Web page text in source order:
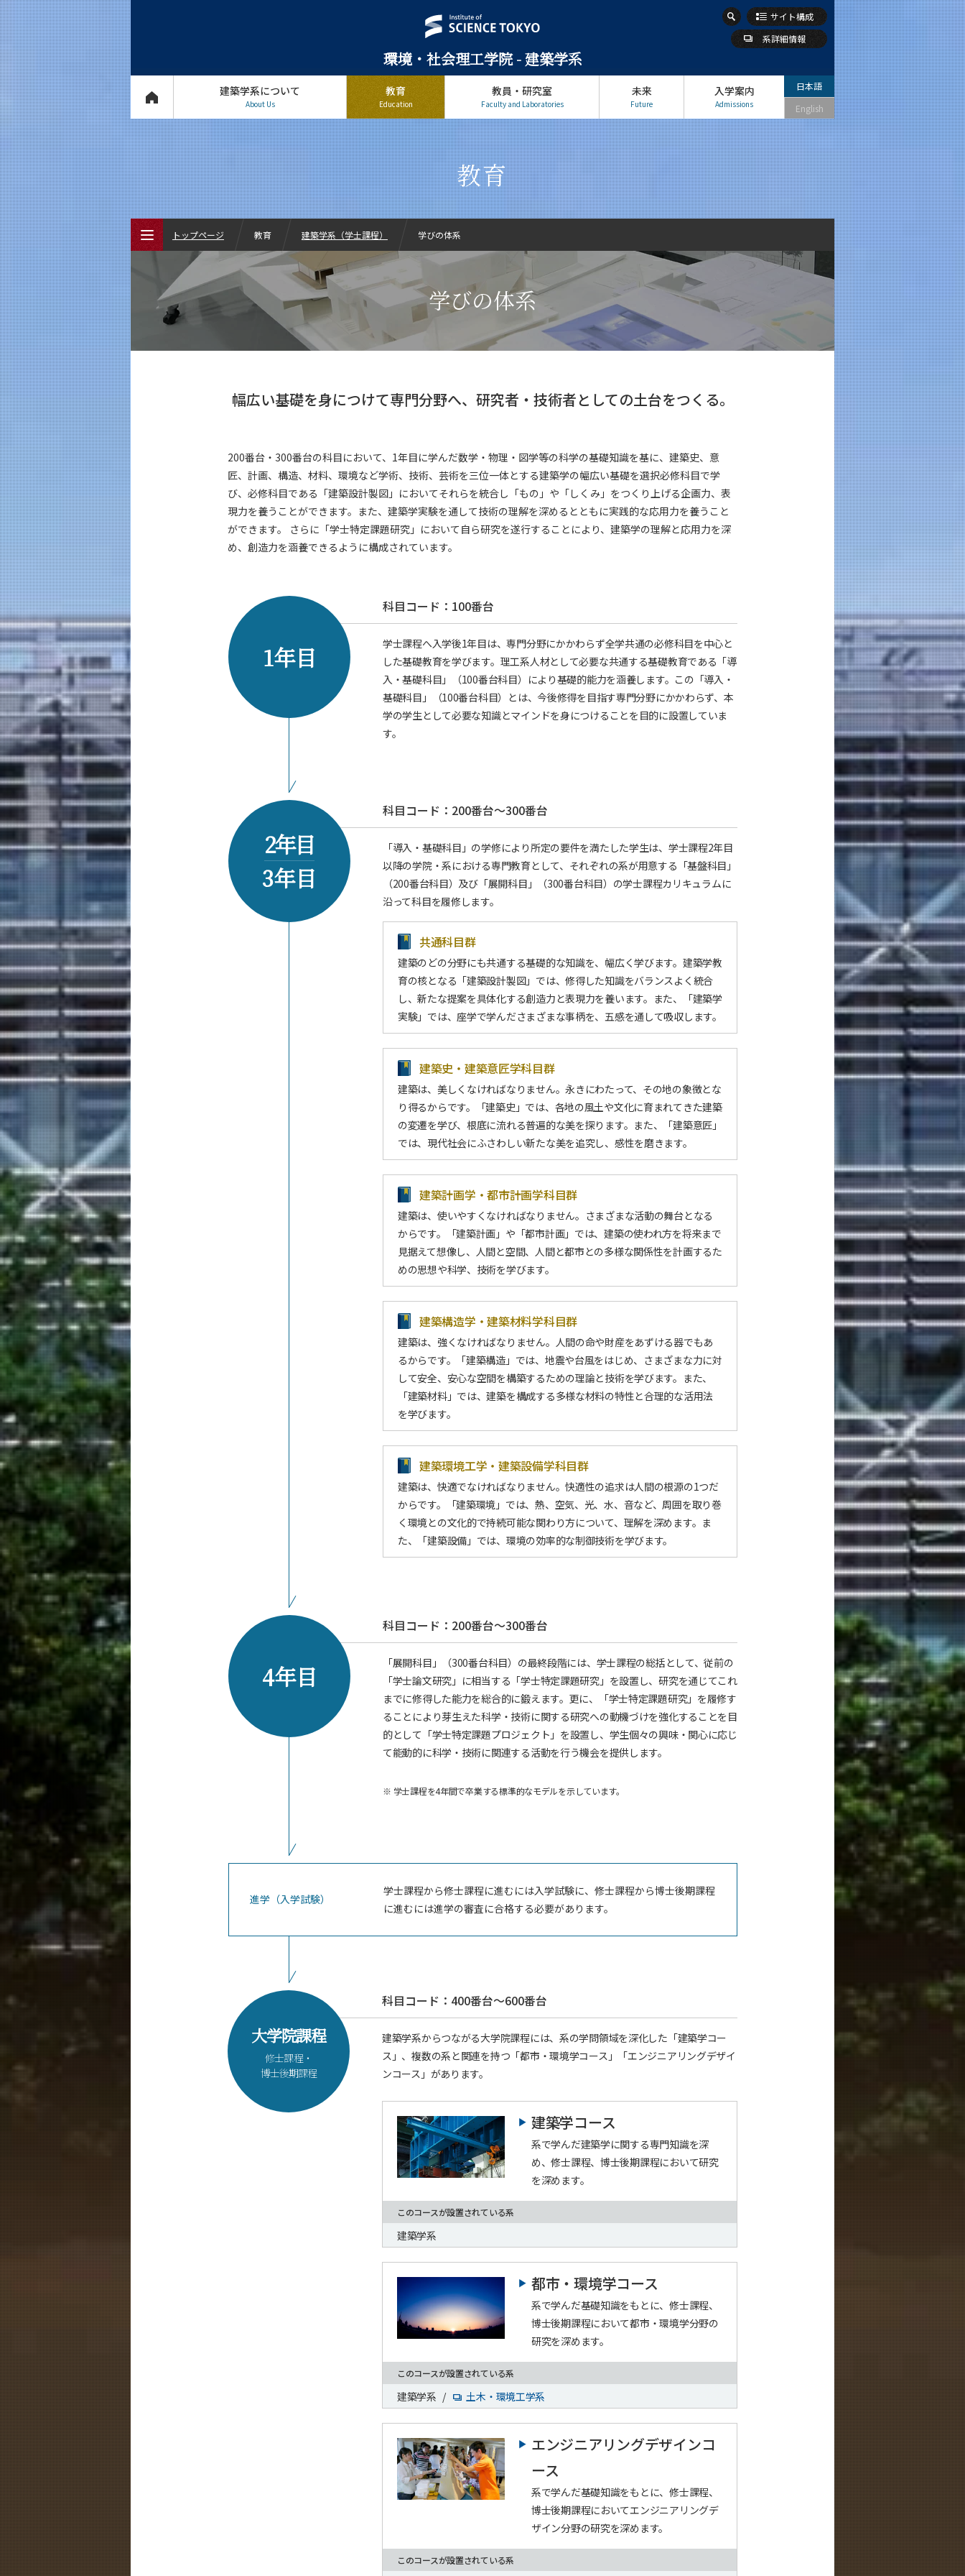
環境・社会理工学院 - 建築学系
サイト構成
系詳細情報
建築学系について
About Us
教育
Education
教員・研究室
Faculty and Laboratories
未来
Future
入学案内
Admissions
日本語
English
教育
学びの体系
幅広い基礎を身につけて専門分野へ、 研究者・技術者としての土台をつくる。
200番台・300番台の科目において、1年目に学んだ数学・物理・図学等の科学の基礎知識を基に、建築史、意
匠、計画、構造、材料、環境など学術、技術、芸術を三位一体とする建築学の幅広い基礎を選択必修科目で学
び、必修科目である「建築設計製図」においてそれらを統合し「もの」や「しくみ」をつくり上げる企画力、表
現力を養うことができます。また、建築学実験を通して技術の理解を深めるとともに実践的な応用力を養うこと
ができます。 さらに「学士特定課題研究」において自ら研究を遂行することにより、建築学の理解と応用力を深
め、創造力を涵養できるように構成されています。
1年目
科目コード：100番台
学士課程へ入学後1年目は、専門分野にかかわらず全学共通の必修科目を中心と
した基礎教育を学びます。理工系人材として必要な共通する基礎教育である「導
入・基礎科目」（100番台科目）により基礎的能力を涵養します。この「導入・
基礎科目」（100番台科目）とは、今後修得を目指す専門分野にかかわらず、本
学の学生として必要な知識とマインドを身につけることを目的に設置していま
す。
2年目
3年目
科目コード：200番台～300番台
「導入・基礎科目」の学修により所定の要件を満たした学生は、学士課程2年目
以降の学院・系における専門教育として、それぞれの系が用意する「基盤科目」
（200番台科目）及び「展開科目」（300番台科目）の学士課程カリキュラムに
沿って科目を履修します。
共通科目群
建築のどの分野にも共通する基礎的な知識を、幅広く学びます。建築学教
育の核となる「建築設計製図」では、修得した知識をバランスよく統合
し、新たな提案を具体化する創造力と表現力を養います。また、「建築学
実験」では、座学で学んださまざまな事柄を、五感を通して吸収します。
建築史・建築意匠学科目群
建築は、美しくなければなりません。永きにわたって、その地の象徴とな
り得るからです。「建築史」では、各地の風土や文化に育まれてきた建築
の変遷を学び、根底に流れる普遍的な美を探ります。また、「建築意匠」
では、現代社会にふさわしい新たな美を追究し、感性を磨きます。
建築計画学・都市計画学科目群
建築は、使いやすくなければなりません。さまざまな活動の舞台となる
からです。「建築計画」や「都市計画」では、建築の使われ方を将来まで
見据えて想像し、人間と空間、人間と都市との多様な関係性を計画するた
めの思想や科学、技術を学びます。
建築構造学・建築材料学科目群
建築は、強くなければなりません。人間の命や財産をあずける器でもあ
るからです。「建築構造」では、地震や台風をはじめ、さまざまな力に対
して安全、安心な空間を構築するための理論と技術を学びます。また、
「建築材料」では、建築を構成する多様な材料の特性と合理的な活用法
を学びます。
建築環境工学・建築設備学科目群
建築は、快適でなければなりません。快適性の追求は人間の根源の1つだ
からです。「建築環境」では、熱、空気、光、水、音など、周囲を取り巻
く環境との文化的で持続可能な関わり方について、理解を深めます。ま
た、「建築設備」では、環境の効率的な制御技術を学びます。
4年目
科目コード：200番台～300番台
「展開科目」（300番台科目）の最終段階には、学士課程の総括として、従前の
「学士論文研究」に相当する「学士特定課題研究」を設置し、研究を通じてこれ
までに修得した能力を総合的に鍛えます。更に、「学士特定課題研究」を履修す
ることにより芽生えた科学・技術に関する研究への動機づけを強化することを目
的として「学士特定課題プロジェクト」を設置し、学生個々の興味・関心に応じ
て能動的に科学・技術に関連する活動を行う機会を提供します。
※ 学士課程を4年間で卒業する標準的なモデルを示しています。
進学（入学試験）
学士課程から修士課程に進むには入学試験に、修士課程から博士後期課程
に進むには進学の審査に合格する必要があります。
大学院課程
修士課程・
博士後期課程
科目コード：400番台～600番台
建築学系からつながる大学院課程には、系の学問領域を深化した「建築学コー
ス」、複数の系と関連を持つ「都市・環境学コース」「エンジニアリングデザイ
ンコース」があります。
建築学コース
系で学んだ建築学に関する専門知識を深
め、修士課程、博士後期課程において研究
を深めます。
このコースが設置されている系
建築学系
都市・環境学コース
系で学んだ基礎知識をもとに、修士課程、
博士後期課程において都市・環境学分野の
研究を深めます。
このコースが設置されている系
建築学系 / 土木・環境工学系
エンジニアリングデザインコ
ース
系で学んだ基礎知識をもとに、修士課程、
博士後期課程においてエンジニアリングデ
ザイン分野の研究を深めます。
このコースが設置されている系
トップページ 教育 建築学系（学士課程） 学びの体系
トップページ
建築学系について
教育
イベントカレンダー